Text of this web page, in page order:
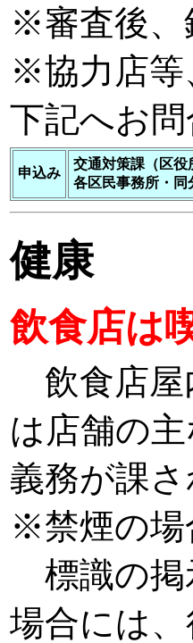
※審査後、
※協力店等
下記へお
申込み
交通対策課（区役
各区民事務所・同
健康
飲食店は
飲食店屋
は店舗の
義務が課さ
※禁煙の場
標識の掲
場合には